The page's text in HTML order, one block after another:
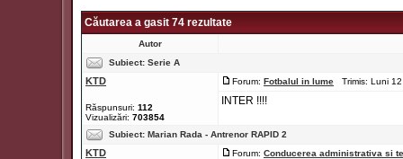
Căutarea a gasit 74 rezultate
Autor
Subiect: Serie A
KTD
Răspunsuri: 112
Vizualizări: 703854
Forum: Fotbalul in lume Trimis: Luni
INTER !!!!
Subiect: Marian Rada - Antrenor RAPID 2
KTD Forum: Conducerea administrativa si